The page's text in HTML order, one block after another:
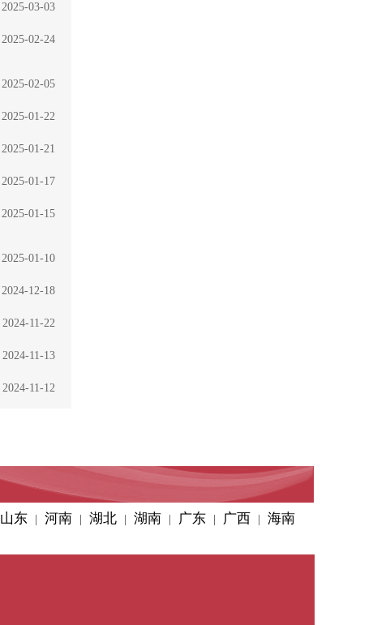
2025-03-03
2025-02-24
2025-02-05
2025-01-22
2025-01-21
2025-01-17
2025-01-15
2025-01-10
2024-12-18
2024-11-22
2024-11-13
2024-11-12
山东 河南 湖北 湖南 广东 广西 海南